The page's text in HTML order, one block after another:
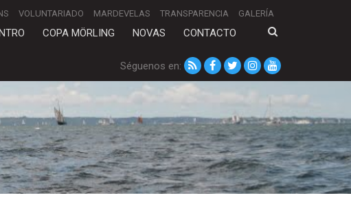
VOLUNTARIADO MARDEVELAS TRANSPARENCIA GALERÍA
COPA MÖRLING NOVAS CONTACTO
Séguenos en: